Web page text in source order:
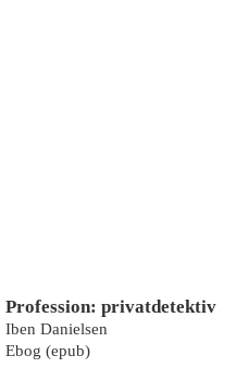
Profession: privatdetektiv
Iben Danielsen
Ebog (epub)